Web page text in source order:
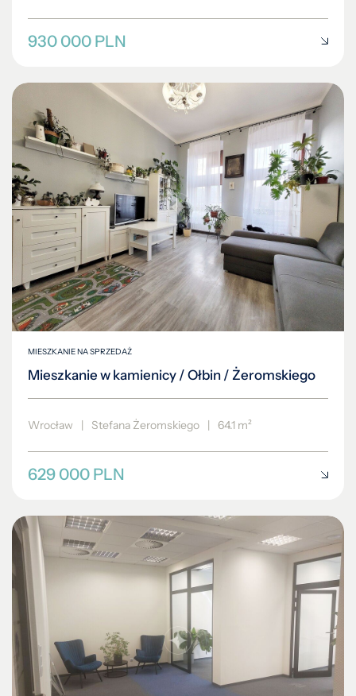
930 000 PLN
MIESZKANIE NA SPRZEDAŻ
Mieszkanie w kamienicy / Ołbin / Żeromskiego
Wrocław | Stefana Żeromskiego | 64.1 m²
629 000 PLN